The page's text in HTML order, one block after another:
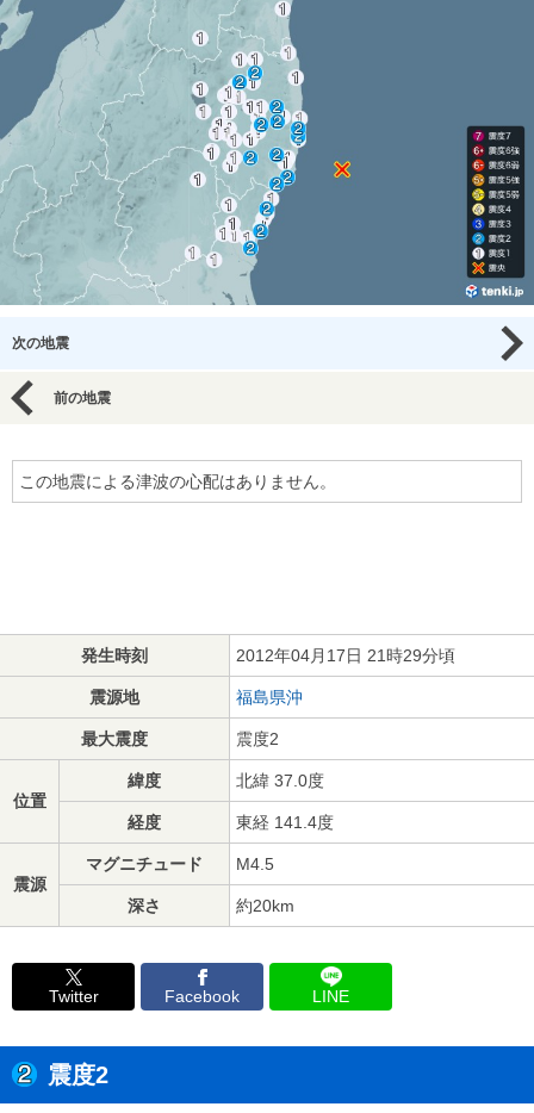
次の地震
前の地震
この地震による津波の心配はありません。
発生時刻 2012年04月17日 21時29分頃
震源地 福島県沖
最大震度 震度2
位置
緯度 北緯 37.0度
経度 東経 141.4度
震源
マグニチュード M4.5
深さ 約20km
Twitter Facebook LINE
震度2